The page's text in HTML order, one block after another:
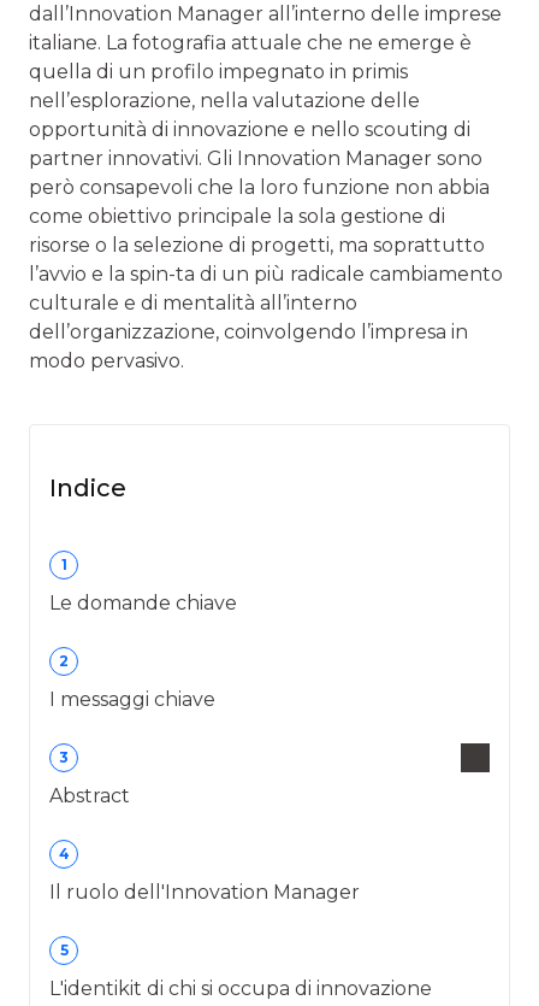
dall’Innovation Manager all’interno delle imprese
italiane. La fotografia attuale che ne emerge è
quella di un profilo impegnato in primis
nell’esplorazione, nella valutazione delle
opportunità di innovazione e nello scouting di
partner innovativi. Gli Innovation Manager sono
però consapevoli che la loro funzione non abbia
come obiettivo principale la sola gestione di
risorse o la selezione di progetti, ma soprattutto
l’avvio e la spin-ta di un più radicale cambiamento
culturale e di mentalità all’interno
dell’organizzazione, coinvolgendo l’impresa in
modo pervasivo.
Indice
1
Le domande chiave
2
I messaggi chiave
3
Abstract
4
Il ruolo dell'Innovation Manager
5
L'identikit di chi si occupa di innovazione